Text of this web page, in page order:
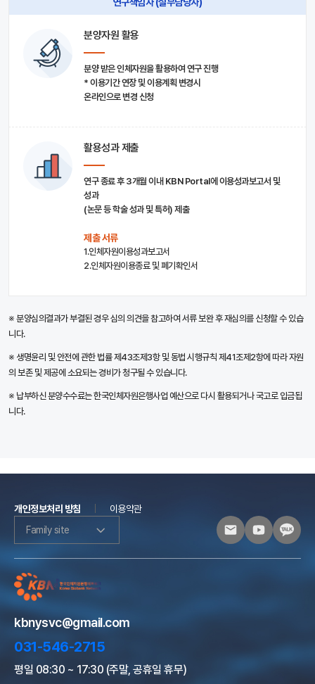
분양자원 활용
분양 받은 인체자원을 활용하여 연구 진행
* 이용기간 연장 및 이용계획 변경시
온라인으로 변경 신청
활용성과 제출
연구 종료 후 3개월 이내 KBN Portal에 이용성과보고서 및
성과
(논문 등 학술 성과 및 특허) 제출
제출 서류
1.인체자원이용성과보고서
2.인체자원이용종료 및 폐기확인서
※ 분양심의결과가 부결된 경우 심의 의견을 참고하여 서류 보완 후 재심의를 신청할 수 있습
니다.
※ 생명윤리 및 안전에 관한 법률 제43조제3항 및 동법 시행규칙 제41조제2항에 따라 자원
의 보존 및 제공에 소요되는 경비가 청구될 수 있습니다.
※ 납부하신 분양수수료는 한국인체자원은행사업 예산으로 다시 활용되거나 국고로 입금됩
니다.
개인정보처리 방침
이용약관
Family site
kbnysvc@gmail.com
031-546-2715
평일 08:30 ~ 17:30 (주말, 공휴일 휴무)